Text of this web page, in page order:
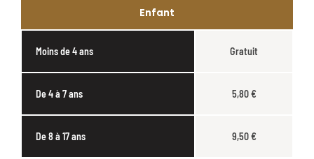
Enfant
Moins de 4 ans Gratuit
De 4 à 7 ans 5,80 €
De 8 à 17 ans 9,50 €